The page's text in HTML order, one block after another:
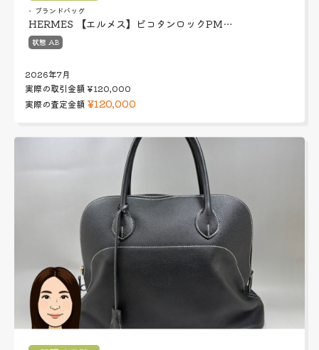
ブランドバッグ
HERMES 【エルメス】ピコタンロックPM…
状態 AB
2026年7月
実際の取引金額¥120,000
実際の査定金額 ¥120,000